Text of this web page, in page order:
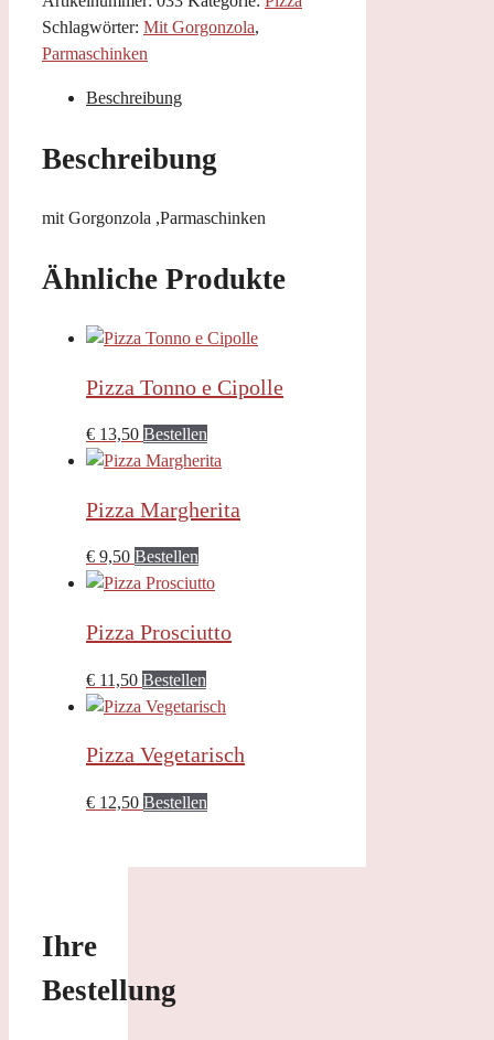
Schlagwörter: Mit Gorgonzola,
Parmaschinken
Beschreibung
Beschreibung
mit Gorgonzola ,Parmaschinken
Ähnliche Produkte
Pizza Tonno e Cipolle
€ 13,50 Bestellen
Pizza Margherita
€ 9,50 Bestellen
Pizza Prosciutto
€ 11,50 Bestellen
Pizza Vegetarisch
€ 12,50 Bestellen
Ihre
Bestellung